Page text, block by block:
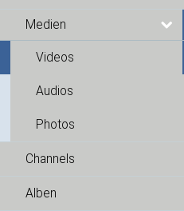
Medien
Videos
Audios
Photos
Channels
Alben